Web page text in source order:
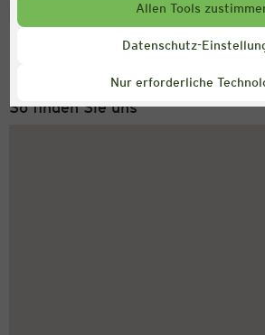
Allen Tools
Datenschutz-
Nur erforderliche
Service Hotline
+49 (0) 2546 / 98 999 98
So finden Sie uns